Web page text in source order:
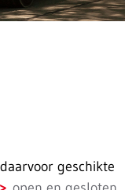
geschikte